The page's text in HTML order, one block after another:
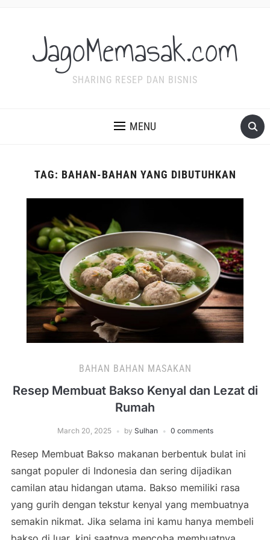
JagoMemasak.com
SHARING RESEP DAN BISNIS
MENU
TAG: BAHAN-BAHAN YANG DIBUTUHKAN
BAHAN BAHAN MASAKAN
Resep Membuat Bakso Kenyal dan Lezat di
Rumah
March 20, 2025 by Sulhan 0 comments
Resep Membuat Bakso makanan berbentuk bulat ini
sangat populer di Indonesia dan sering dijadikan
camilan atau hidangan utama. Bakso memiliki rasa
yang gurih dengan tekstur kenyal yang membuatnya
semakin nikmat. Jika selama ini kamu hanya membeli